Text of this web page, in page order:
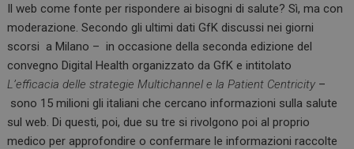
ce
b
o
o
k
ke
dI
n
at
s
A
p
p
Il web come fonte per rispondere ai bisogni di salute? Sì, ma con
moderazione. Secondo gli ultimi dati GfK discussi nei giorni
scorsi a Milano – in occasione della seconda edizione del
convegno Digital Health organizzato da GfK e intitolato
L’efficacia delle strategie Multichannel e la Patient Centricity –
sono 15 milioni gli italiani che cercano informazioni sulla salute
sul web. Di questi, poi, due su tre si rivolgono poi al proprio
medico per approfondire o confermare le informazioni raccolte